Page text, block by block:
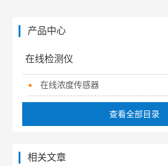
产品中心
在线检测仪
在线浓度传感器
查看全部目录
相关文章